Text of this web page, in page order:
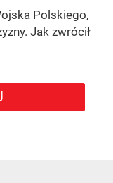
Polskiego,
Jak zwrócił